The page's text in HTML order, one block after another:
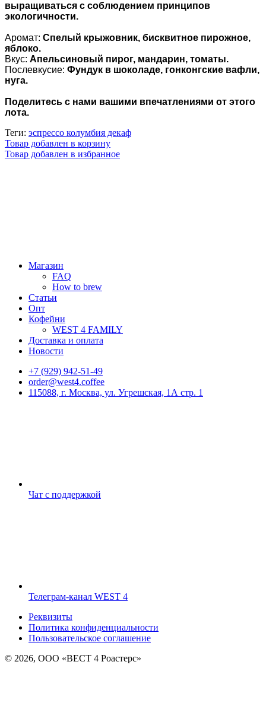
выращиваться с соблюдением принципов
экологичности.
Аромат: Спелый крыжовник, бисквитное пирожное,
яблоко.
Вкус: Апельсиновый пирог, мандарин, томаты.
Послевкусие: Фундук в шоколаде, гонконгские вафли,
нуга.
Поделитесь с нами вашими впечатлениями от этого
лота.
Теги: эспрессо колумбия декаф
Товар добавлен в корзину
Товар добавлен в избранное
Магазин
FAQ
How to brew
Статьи
Опт
Кофейни
WEST 4 FAMILY
Доставка и оплата
Новости
+7 (929) 942-51-49
order@west4.coffee
115088, г. Москва, ул. Угрешская, 1А стр. 1
Чат с поддержкой
Телеграм-канал WEST 4
Реквизиты
Политика конфиденциальности
Пользовательское соглашение
© 2026, ООО «ВЕСТ 4 Роастерс»